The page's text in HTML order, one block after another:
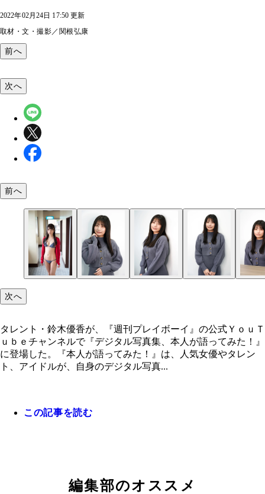
2022年02月24日 17:50 更新
取材・文・撮影／関根弘康
前へ
次へ
前へ
次へ
タレント・鈴木優香が、『週刊プレイボーイ』の公式ＹｏｕＴ
ｕｂｅチャンネルで『デジタル写真集、本人が語ってみた！』
に登場した。『本人が語ってみた！』は、人気女優やタレン
ト、アイドルが、自身のデジタル写真...
この記事を読む
編集部のオススメ